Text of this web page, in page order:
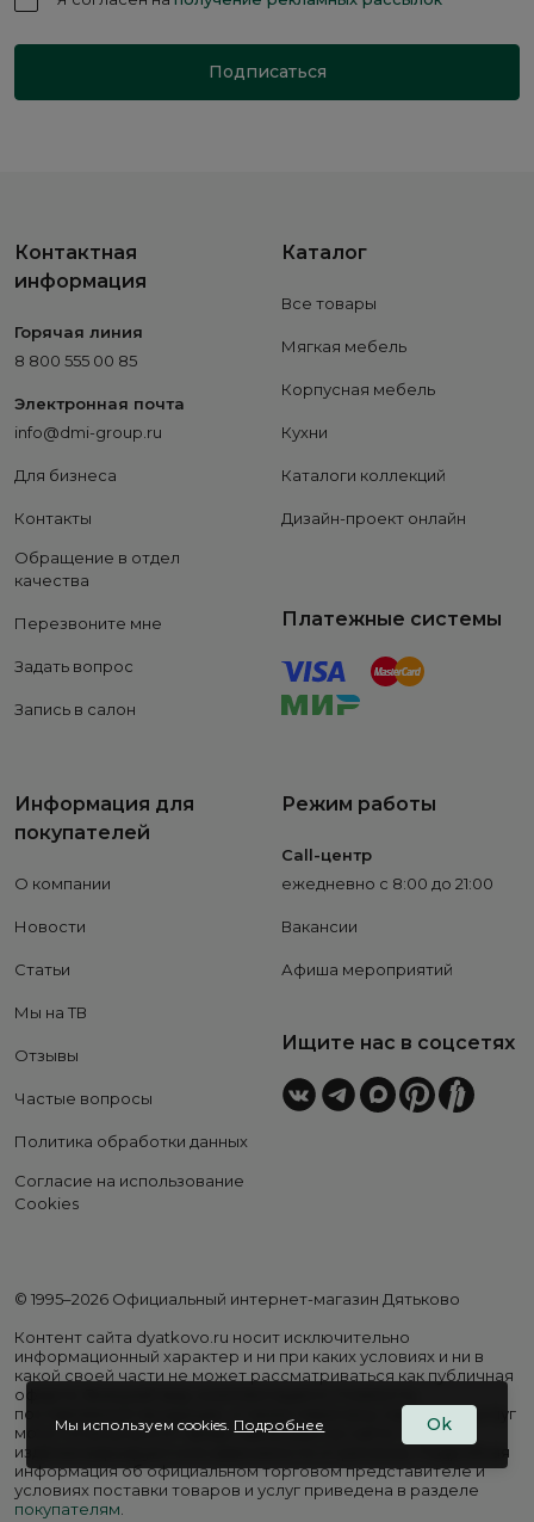
Подписаться
Контактная
информация
Горячая линия
8 800 555 00 85
Электронная почта
info@dmi-group.ru
Для бизнеса
Контакты
Обращение в отдел
качества
Перезвоните мне
Задать вопрос
Запись в салон
Каталог
Все товары
Мягкая мебель
Корпусная мебель
Кухни
Каталоги коллекций
Дизайн-проект онлайн
Платежные системы
Информация для
покупателей
О компании
Новости
Статьи
Мы на ТВ
Отзывы
Частые вопросы
Политика обработки данных
Согласие на использование
Cookies
Режим работы
Call-центр
ежедневно с 8:00 до 21:00
Вакансии
Афиша мероприятий
Ищите нас в соцсетях
© 1995–2026 Официальный интернет-магазин Дятьково
Контент сайта dyatkovo.ru носит исключительно
информационный характер и ни при каких условиях и ни в
какой своей части не может рассматриваться как публичная
оферта. Внешний вид, комплектация и стоимость
поставляемой продукции, а также перечень сервисных услуг
могут отличаться от представленных на сайте. Цены на
изделия варьируются в зависимости от региона. Подробная
информация об официальном торговом представителе и
условиях поставки товаров и услуг приведена в разделе
покупателям.
Мы используем cookies. Подробнее Ok